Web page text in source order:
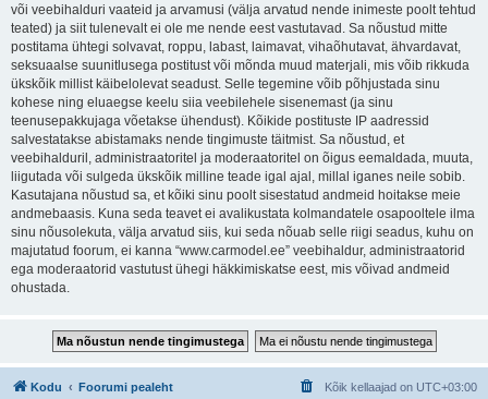
või veebihalduri vaateid ja arvamusi (välja arvatud nende inimeste poolt tehtud
teated) ja siit tulenevalt ei ole me nende eest vastutavad. Sa nõustud mitte
postitama ühtegi solvavat, roppu, labast, laimavat, vihaõhutavat, ähvardavat,
seksuaalse suunitlusega postitust või mõnda muud materjali, mis võib rikkuda
ükskõik millist käibelolevat seadust. Selle tegemine võib põhjustada sinu
kohese ning eluaegse keelu siia veebilehele sisenemast (ja sinu
teenusepakkujaga võetakse ühendust). Kõikide postituste IP aadressid
salvestatakse abistamaks nende tingimuste täitmist. Sa nõustud, et
veebihalduril, administraatoritel ja moderaatoritel on õigus eemaldada, muuta,
liigutada või sulgeda ükskõik milline teade igal ajal, millal iganes neile sobib.
Kasutajana nõustud sa, et kõiki sinu poolt sisestatud andmeid hoitakse meie
andmebaasis. Kuna seda teavet ei avalikustata kolmandatele osapooltele ilma
sinu nõusolekuta, välja arvatud siis, kui seda nõuab selle riigi seadus, kuhu on
majutatud foorum, ei kanna “www.carmodel.ee” veebihaldur, administraatorid
ega moderaatorid vastutust ühegi häkkimiskatse eest, mis võivad andmeid
ohustada.
Kodu Foorumi pealeht Kõik kellaajad on UTC+03:00